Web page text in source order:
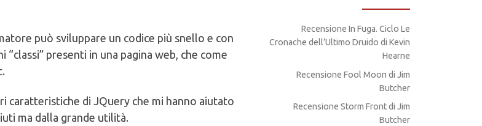
può sviluppare un codice più snello e con
presenti in una pagina web, che come
caratteristiche di JQuery che mi hanno aiutato
ma dalla grande utilità.
Recensione In Fuga. Ciclo Le
Cronache dell’Ultimo Druido di Kevin
Hearne
Recensione Fool Moon di Jim
Butcher
Recensione Storm Front di Jim
Butcher